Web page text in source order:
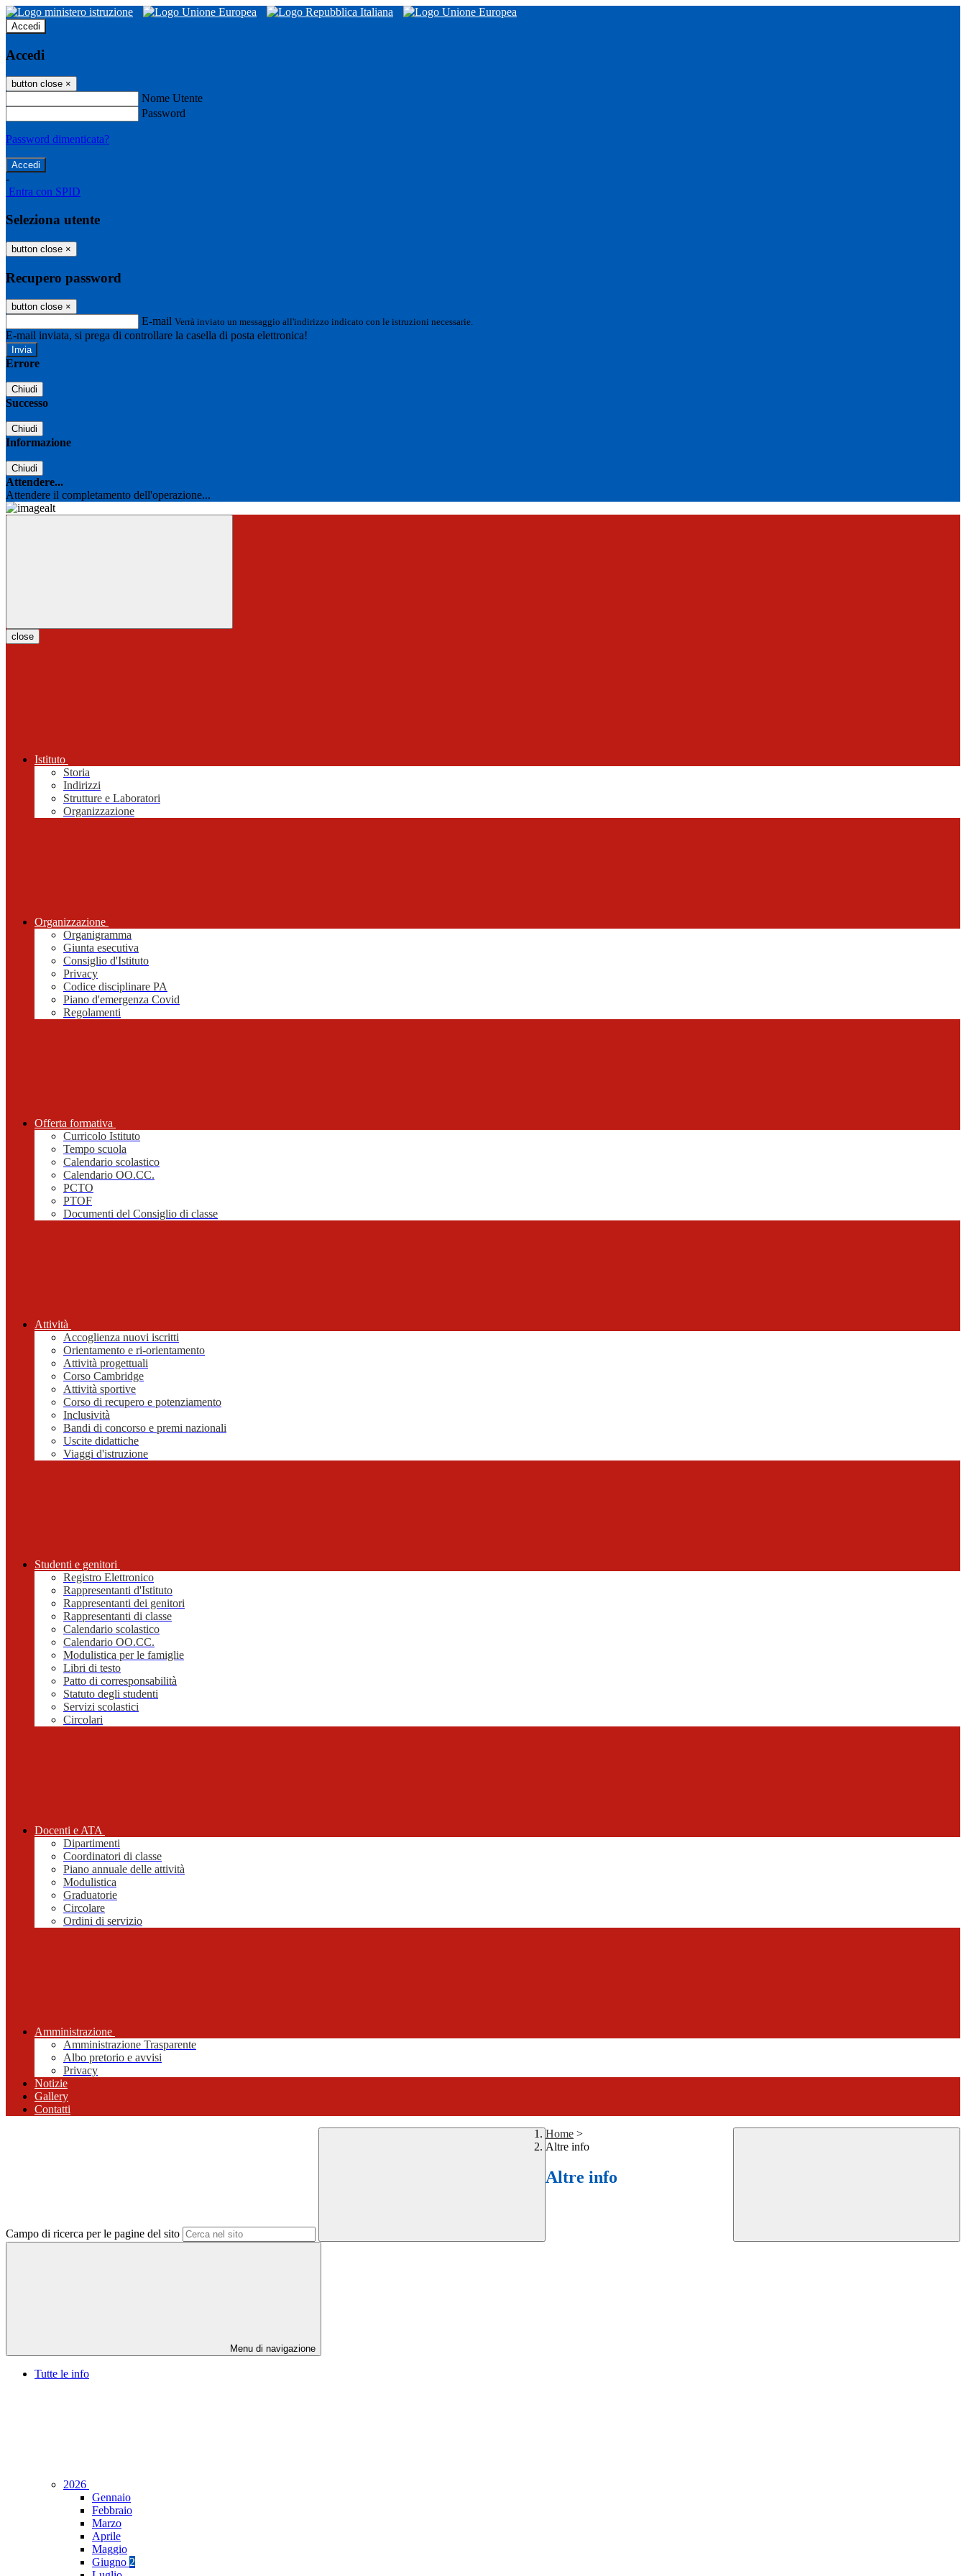
Accedi
Accedi
button close ×
Nome Utente
Password
Password dimenticata?
-
Entra con SPID
Seleziona utente
button close ×
Recupero password
button close ×
E-mail Verrà inviato un messaggio all'indirizzo indicato con le istruzioni necessarie.
E-mail inviata, si prega di controllare la casella di posta elettronica!
Errore
Chiudi
Successo
Chiudi
Informazione
Chiudi
Attendere...
Attendere il completamento dell'operazione...
close
Istituto
Storia
Indirizzi
Strutture e Laboratori
Organizzazione
Organizzazione
Organigramma
Giunta esecutiva
Consiglio d'Istituto
Privacy
Codice disciplinare PA
Piano d'emergenza Covid
Regolamenti
Offerta formativa
Curricolo Istituto
Tempo scuola
Calendario scolastico
Calendario OO.CC.
PCTO
PTOF
Documenti del Consiglio di classe
Attività
Accoglienza nuovi iscritti
Orientamento e ri-orientamento
Attività progettuali
Corso Cambridge
Attività sportive
Corso di recupero e potenziamento
Inclusività
Bandi di concorso e premi nazionali
Uscite didattiche
Viaggi d'istruzione
Studenti e genitori
Registro Elettronico
Rappresentanti d'Istituto
Rappresentanti dei genitori
Rappresentanti di classe
Calendario scolastico
Calendario OO.CC.
Modulistica per le famiglie
Libri di testo
Patto di corresponsabilità
Statuto degli studenti
Servizi scolastici
Circolari
Docenti e ATA
Dipartimenti
Coordinatori di classe
Piano annuale delle attività
Modulistica
Graduatorie
Circolare
Ordini di servizio
Amministrazione
Amministrazione Trasparente
Albo pretorio e avvisi
Privacy
Notizie
Gallery
Contatti
Campo di ricerca per le pagine del sito
Home >
Altre info
Altre info
Menu di navigazione
Tutte le info
2026
Gennaio
Febbraio
Marzo
Aprile
Maggio
Giugno 2